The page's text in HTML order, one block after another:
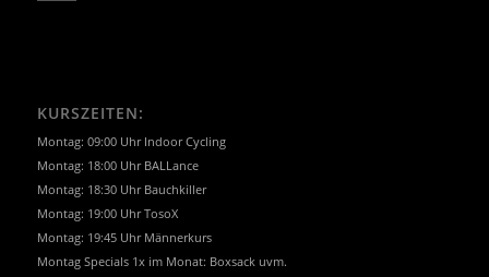
KURSZEITEN:
Montag: 09:00 Uhr Indoor Cycling
Montag: 18:00 Uhr BALLance
Montag: 18:30 Uhr Bauchkiller
Montag: 19:00 Uhr TosoX
Montag: 19:45 Uhr Männerkurs
Montag Specials 1x im Monat: Boxsack uvm.